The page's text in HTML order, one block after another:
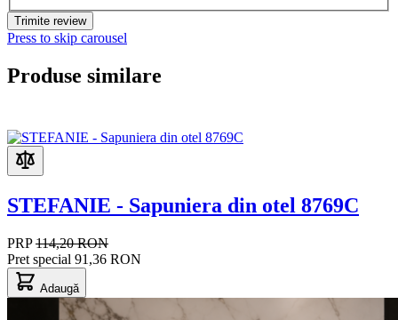
Trimite review
Press to skip carousel
Produse similare
STEFANIE - Sapuniera din otel 8769C
PRP 114,20 RON
Pret special 91,36 RON
Adaugă